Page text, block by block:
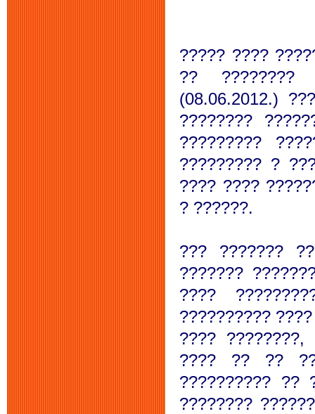
????? ????
?? ????????
(08.06.2012.)
????????
?????????
????????? ?
???? ????
? ??????.
??? ???????
???????
????
??????????
????
???? ?? ??
?????????? ??
????????